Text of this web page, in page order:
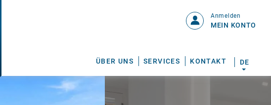
ÜBER UNS SERVICES KONTAKT
Anmelden
MEIN KONTO
DE